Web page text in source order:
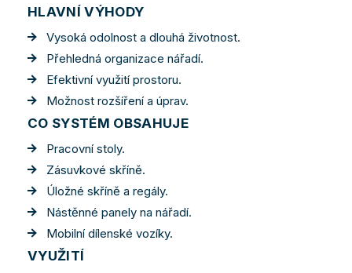
HLAVNÍ VÝHODY
Vysoká odolnost a dlouhá životnost.
Přehledná organizace nářadí.
Efektivní využití prostoru.
Možnost rozšíření a úprav.
CO SYSTÉM OBSAHUJE
Pracovní stoly.
Zásuvkové skříně.
Úložné skříně a regály.
Nástěnné panely na nářadí.
Mobilní dílenské vozíky.
VYUŽITÍ